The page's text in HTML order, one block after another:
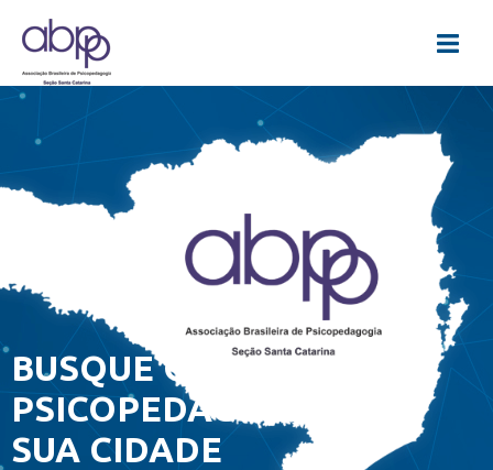
BUSQUE O
PSICOPEDAGOGO DE
SUA CIDADE